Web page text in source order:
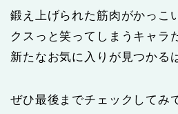
鍛え上げられた筋肉がかっこ
クスっと笑ってしまうキャラ
新たなお気に入りが見つかる
ぜひ最後までチェックしてみ